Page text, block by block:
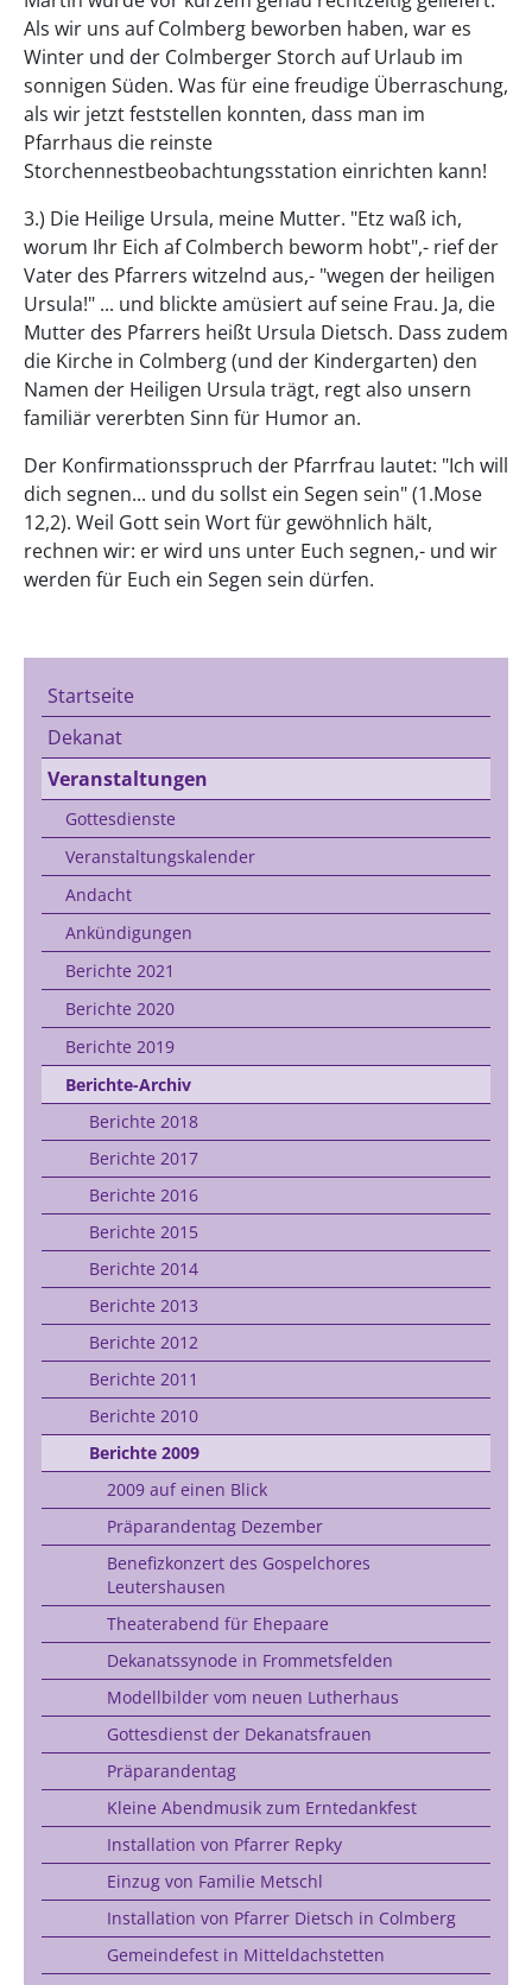
Als wir uns auf Colmberg beworben haben, war es
Winter und der Colmberger Storch auf Urlaub im
sonnigen Süden. Was für eine freudige Überraschung,
als wir jetzt feststellen konnten, dass man im
Pfarrhaus die reinste
Storchennestbeobachtungsstation einrichten kann!
3.) Die Heilige Ursula, meine Mutter. "Etz waß ich,
worum Ihr Eich af Colmberch beworm hobt",- rief der
Vater des Pfarrers witzelnd aus,- "wegen der heiligen
Ursula!" ... und blickte amüsiert auf seine Frau. Ja, die
Mutter des Pfarrers heißt Ursula Dietsch. Dass zudem
die Kirche in Colmberg (und der Kindergarten) den
Namen der Heiligen Ursula trägt, regt also unsern
familiär vererbten Sinn für Humor an.
Der Konfirmationsspruch der Pfarrfrau lautet: "Ich will
dich segnen... und du sollst ein Segen sein" (1.Mose
12,2). Weil Gott sein Wort für gewöhnlich hält,
rechnen wir: er wird uns unter Euch segnen,- und wir
werden für Euch ein Segen sein dürfen.
Startseite
Dekanat
Veranstaltungen
Gottesdienste
Veranstaltungskalender
Andacht
Ankündigungen
Berichte 2021
Berichte 2020
Berichte 2019
Berichte-Archiv
Berichte 2018
Berichte 2017
Berichte 2016
Berichte 2015
Berichte 2014
Berichte 2013
Berichte 2012
Berichte 2011
Berichte 2010
Berichte 2009
2009 auf einen Blick
Präparandentag Dezember
Benefizkonzert des Gospelchores
Leutershausen
Theaterabend für Ehepaare
Dekanatssynode in Frommetsfelden
Modellbilder vom neuen Lutherhaus
Gottesdienst der Dekanatsfrauen
Präparandentag
Kleine Abendmusik zum Erntedankfest
Installation von Pfarrer Repky
Einzug von Familie Metschl
Installation von Pfarrer Dietsch in Colmberg
Gemeindefest in Mitteldachstetten